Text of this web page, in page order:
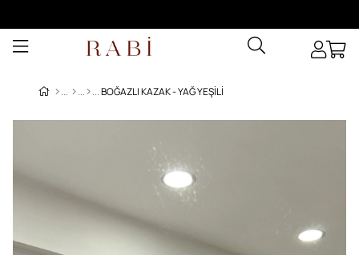
BOĞAZLI KAZAK - YAĞ YEŞILI